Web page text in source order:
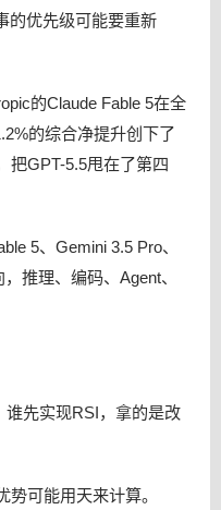
的优先级可能要重新
的Claude Fable 5在全
的综合净提升创下了
把GPT-5.5甩在了第四
5、Gemini 3.5 Pro、
推理、编码、Agent、
先实现RSI，拿的是改
可能用天来计算。